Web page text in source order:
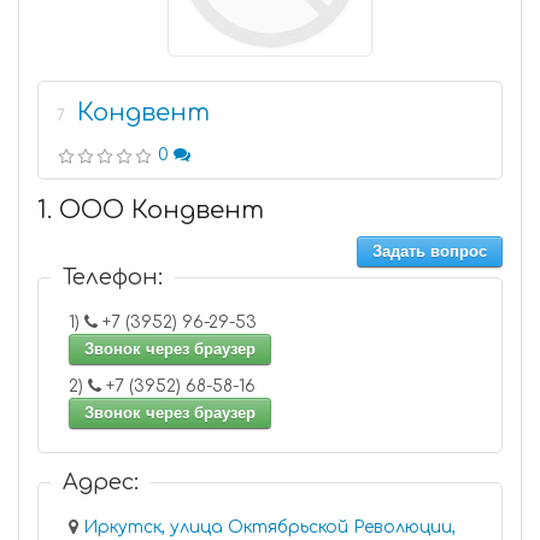
7 Кондвент
0
1. ООО Кондвент
Задать вопрос
Телефон:
1)
+7 (3952) 96-29-53
Звонок через браузер
2)
+7 (3952) 68-58-16
Звонок через браузер
Адрес:
Иркутск, улица Октябрьской Революции,